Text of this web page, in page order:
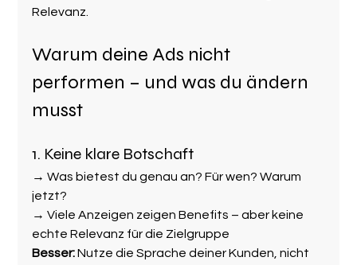
Relevanz.
Warum deine Ads nicht
performen – und was du ändern
musst
1. Keine klare Botschaft
→ Was bietest du genau an? Für wen? Warum
jetzt?
→ Viele Anzeigen zeigen Benefits – aber keine
echte Relevanz für die Zielgruppe
Besser: Nutze die Sprache deiner Kunden, nicht